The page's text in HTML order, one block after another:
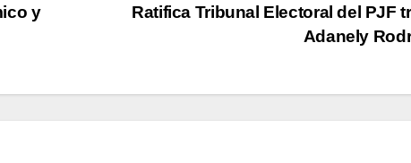
Ratifica Tribunal Electoral del PJF
Adanely
y